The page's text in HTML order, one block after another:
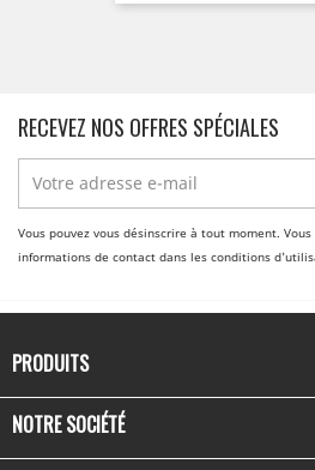
RECEVEZ NOS OFFRES SPÉCIALES
Vous pouvez vous désinscrire à tout moment.
informations de contact dans les conditions
PRODUITS
NOTRE SOCIÉTÉ